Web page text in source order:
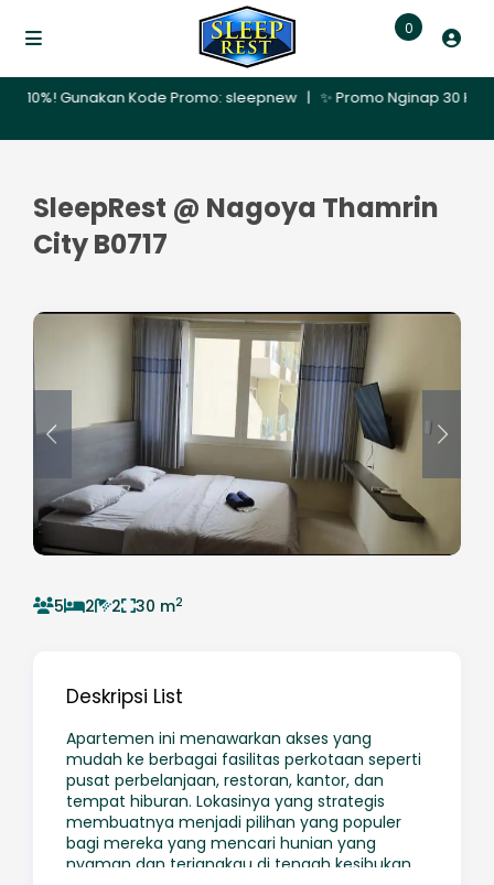
Gunakan Kode Promo: sleepnew | ✨ Promo Nginap 30 Hari
0
SleepRest @ Nagoya Thamrin
City B0717
5 2 2 30 m2
Deskripsi List
Apartemen ini menawarkan akses yang
mudah ke berbagai fasilitas perkotaan seperti
pusat perbelanjaan, restoran, kantor, dan
tempat hiburan. Lokasinya yang strategis
membuatnya menjadi pilihan yang populer
bagi mereka yang mencari hunian yang
nyaman dan terjangkau di tengah kesibukan